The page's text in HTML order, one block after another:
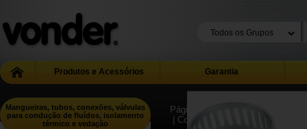
Produtos e Acessórios Garantia
Mangueiras, tubos, conexões, válvulas
para condução de fluídos, isolamento
térmico e vedação
Página Inicial
| Conexões e acessórios para